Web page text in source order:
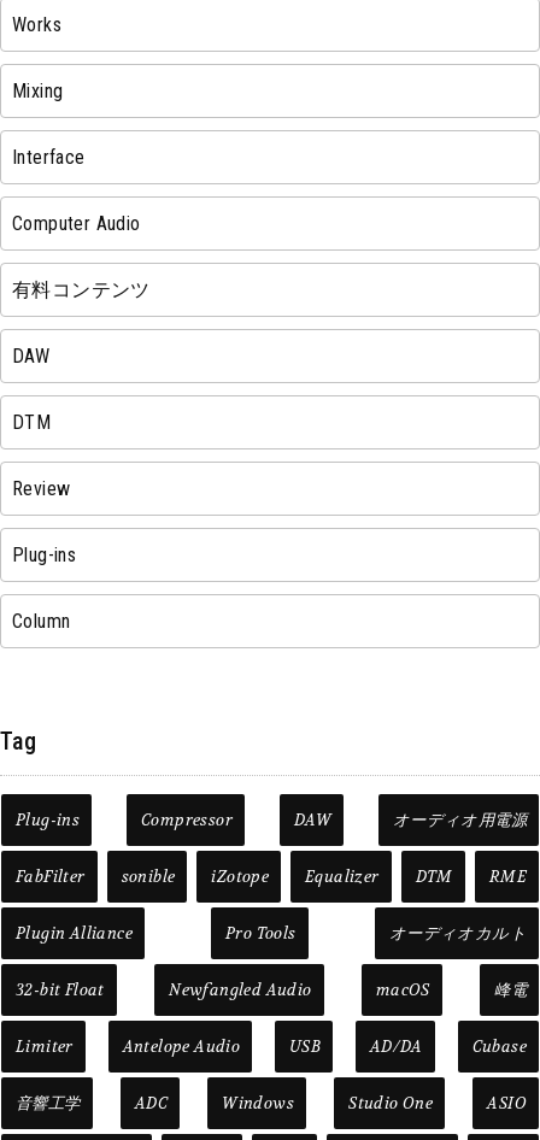
Works
Mixing
Interface
Computer Audio
有料コンテンツ
DAW
DTM
Review
Plug-ins
Column
Tag
Plug-ins Compressor DAW オーディオ用電源
FabFilter sonible iZotope Equalizer DTM RME
Plugin Alliance Pro Tools オーディオカルト
32-bit Float Newfangled Audio macOS 峰電
Limiter Antelope Audio USB AD/DA Cubase
音響工学 ADC Windows Studio One ASIO